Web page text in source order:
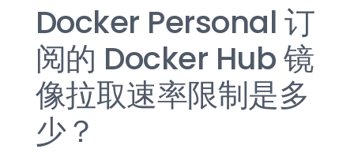
Docker Personal 订
阅的 Docker Hub 镜
像拉取速率限制是多
少？